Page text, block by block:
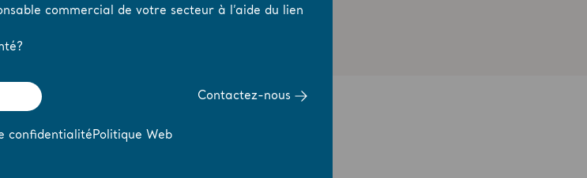
commercial de votre secteur à l’aide du lien
Contactez-nous
confidentialitéPolitique Web